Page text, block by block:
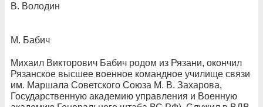
В. Володин
М. Бабич
Михаил Викторович Бабич родом из Рязани, окончил
Рязанское высшее военное командное училище связи
им. Маршала Советского Союза М. В. Захарова,
Государственную академию управления и Военную